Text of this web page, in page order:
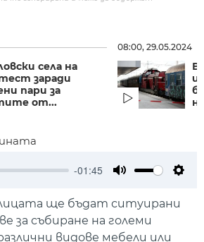
села на
заради
пари за
от...
08:00, 29.05.2024
-01:45
ще бъдат ситуирани
за събиране на големи
видове мебели или